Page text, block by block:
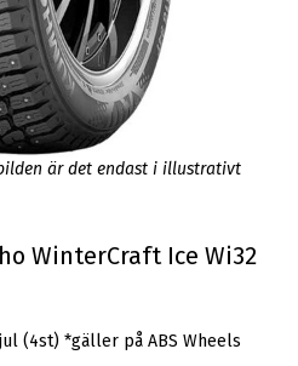
är det endast i illustrativt
WinterCraft Ice Wi32
(4st) *gäller på ABS Wheels